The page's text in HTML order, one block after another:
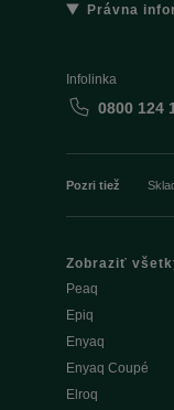
Právna
Infolinka
0800 124
Pozri tiež
Zobraziť
Peaq
Epiq
Enyaq
Enyaq Coupé
Elroq